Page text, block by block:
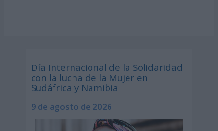
Día Internacional de la Solidaridad
con la lucha de la Mujer en
Sudáfrica y Namibia
9 de agosto de 2026